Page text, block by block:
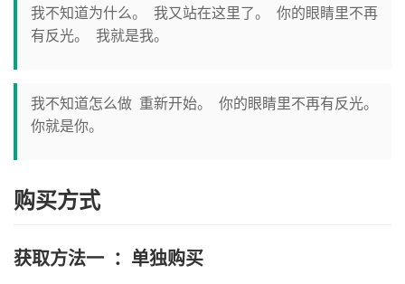
我不知道为什么。 我又站在这里了。 你的眼睛里不再
有反光。 我就是我。
我不知道怎么做 重新开始。 你的眼睛里不再有反光。
你就是你。
购买方式
获取方法一 ：单独购买